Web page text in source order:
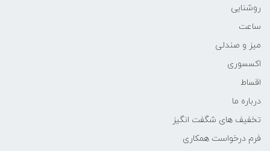
روشنایی
ساعت
میز و صندلی
اکسسوری
اقساط
درباره ما
تخفیف های شگفت انگیز
فرم درخواست همکاری